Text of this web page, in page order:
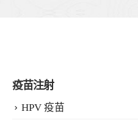
疫苗注射
HPV 疫苗